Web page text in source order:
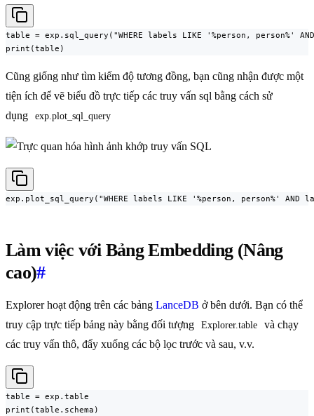
table = exp.sql_query("WHERE labels LIKE '%person, person%'
print(table)
Cũng giống như tìm kiếm độ tương đồng, bạn cũng nhận được một
tiện ích để vẽ biểu đồ trực tiếp các truy vấn sql bằng cách sử
dụng
exp.plot_sql_query
exp.plot_sql_query("WHERE labels LIKE '%person, person%'
Làm việc với Bảng Embedding (Nâng
cao)#
Explorer hoạt động trên các bảng LanceDB ở bên dưới. Bạn có thể
truy cập trực tiếp bảng này bằng đối tượng
Explorer.table
và chạy
các truy vấn thô, đẩy xuống các bộ lọc trước và sau, v.v.
table = exp.table
print(table.schema)